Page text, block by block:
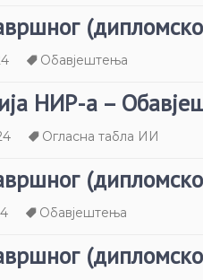
Обавјештења
НИР-а –
Огласна табла ИИ
Обавјештења